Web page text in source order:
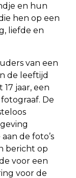
en hun
hen op een
liefde en
van een
de leeftijd
jaar, een
De
de foto’s
bericht op
voor een
voor de